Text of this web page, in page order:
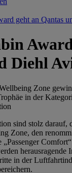
geht an Qantas
Diehl
Zone
in der
sind stolz darauf,
Zone, den
herausragende
in der